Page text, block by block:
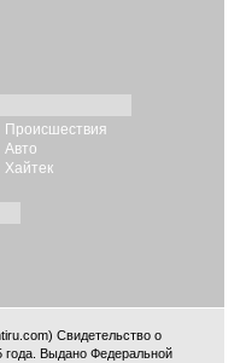
Происшествия
Авто
Хайтек
Свидетельство о
Выдано Федеральной